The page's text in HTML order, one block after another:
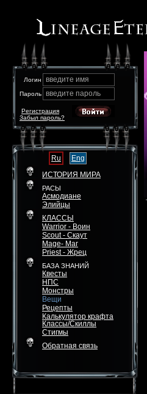
Логин введите имя
Пароль введите пароль
Забыл пароль?
Регистрация
Ru
Eng
ИСТОРИЯ МИРА
РАСЫ
Асмодиане
Элийцы
КЛАССЫ
Warrior - Воин
Scout - Скаут
Mage- Маг
Priest - Жрец
БАЗА ЗНАНИЙ
Квесты
НПС
Монстры
Вещи
Рецепты
Калькулятор крафта
Классы/Скиллы
Стигмы
Обратная связь